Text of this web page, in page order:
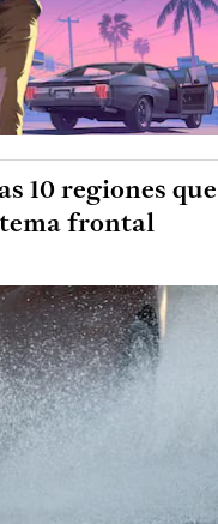
10 regiones que
frontal